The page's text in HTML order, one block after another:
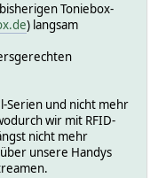
Toniebox-
) langsam
Serien und nicht mehr
wir mit RFID-
nicht mehr
unsere Handys